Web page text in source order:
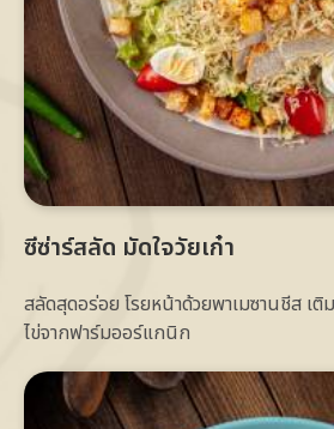
ซีซ่าร์สลัด มัดใจวัยเก๋า
สลัดสุดอร่อย โรยหน้าด้วยพาเมซานชีส เ
ไข่จากฟาร์มออร์แกนิก